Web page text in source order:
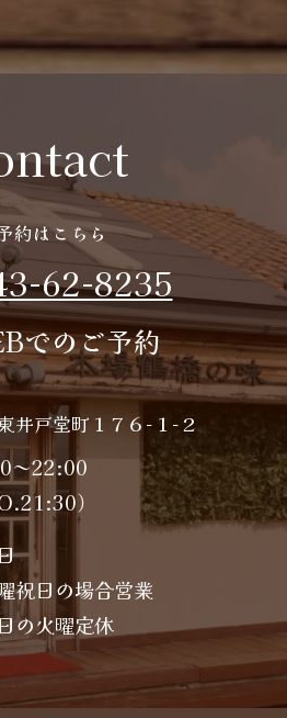
約はこちら
62-8235
でのご予約
井戸堂町１７６−１−２
～22:00
）
祝日の場合営業
の火曜定休